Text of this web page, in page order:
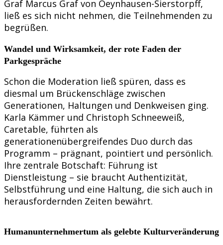
Graf Marcus Graf von Oeynhausen-Sierstorpff,
ließ es sich nicht nehmen, die Teilnehmenden zu
begrüßen.
Wandel und Wirksamkeit, der rote Faden der
Parkgespräche
Schon die Moderation ließ spüren, dass es
diesmal um Brückenschläge zwischen
Generationen, Haltungen und Denkweisen ging.
Karla Kämmer und Christoph Schneeweiß,
Caretable, führten als
generationenübergreifendes Duo durch das
Programm – prägnant, pointiert und persönlich.
Ihre zentrale Botschaft: Führung ist
Dienstleistung – sie braucht Authentizität,
Selbstführung und eine Haltung, die sich auch in
herausfordernden Zeiten bewährt.
Humanunternehmertum als gelebte Kulturveränderung